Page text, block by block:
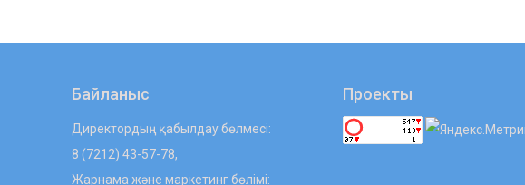
Байланыс
Директордың қабылдау бөлмесі:
8 (7212) 43-57-78,
Жарнама және маркетинг бөлімі:
Проекты